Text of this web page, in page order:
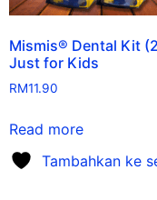
Mismis® Dental Kit
Just for Kids
RM11.90
Read more
Tambahkan ke